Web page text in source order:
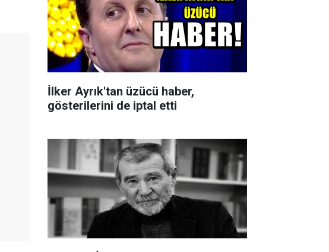
İlker Ayrık'tan üzücü haber,
gösterilerini de iptal etti